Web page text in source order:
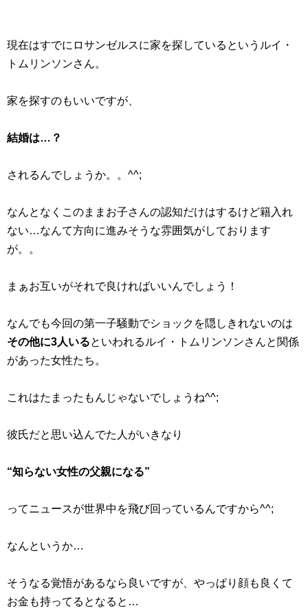
現在はすでにロサンゼルスに家を探しているというルイ・
トムリンソンさん。
家を探すのもいいですが、
結婚は…？
されるんでしょうか。。^^;
なんとなくこのままお子さんの認知だけはするけど籍入れ
ない…なんて方向に進みそうな雰囲気がしております
が。。
まぁお互いがそれで良ければいいんでしょう！
なんでも今回の第一子騒動でショックを隠しきれないのは
その他に3人いるといわれるルイ・トムリンソンさんと関係
があった女性たち。
これはたまったもんじゃないでしょうね^^;
彼氏だと思い込んでた人がいきなり
“知らない女性の父親になる”
ってニュースが世界中を飛び回っているんですから^^;
なんというか…
そうなる覚悟があるなら良いですが、やっぱり顔も良くて
お金も持ってるとなると…